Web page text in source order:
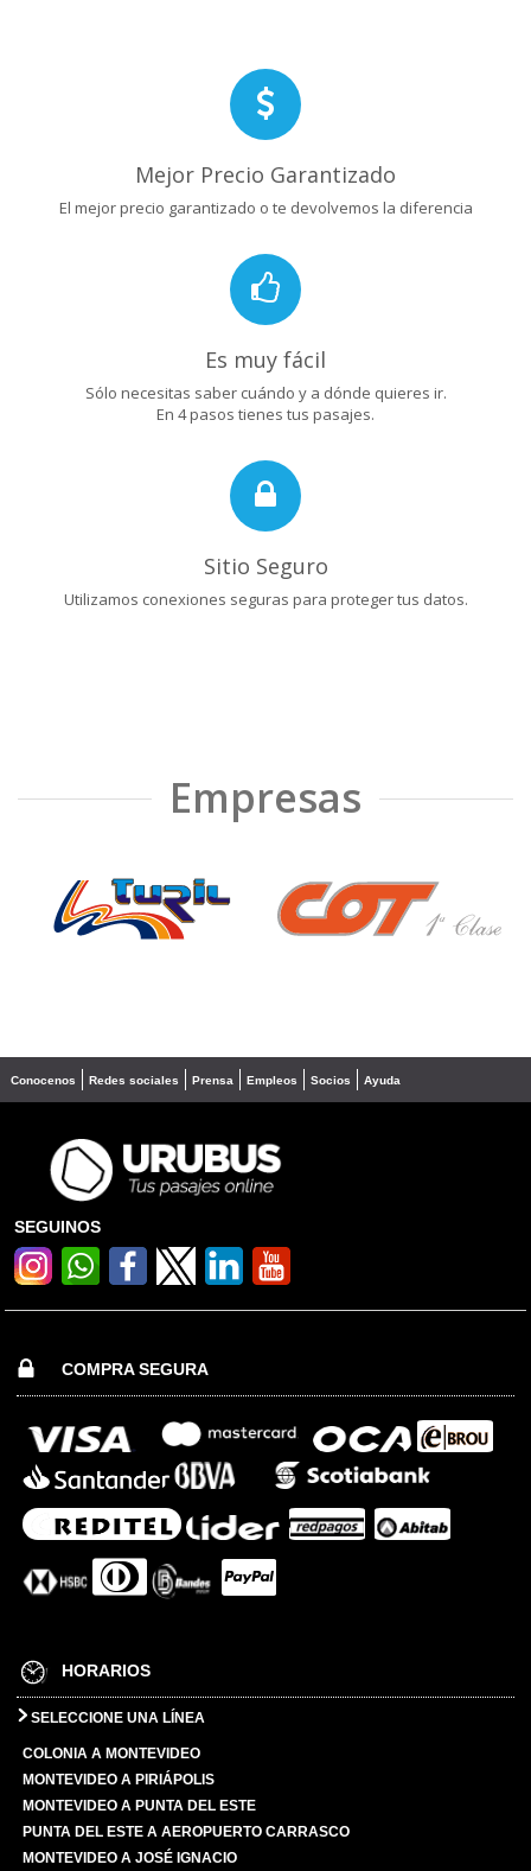
Mejor Precio Garantizado
El mejor precio garantizado o te devolvemos la diferencia
Es muy fácil
Sólo necesitas saber cuándo y a dónde quieres ir.
En 4 pasos tienes tus pasajes.
Sitio Seguro
Utilizamos conexiones seguras para proteger tus datos.
Empresas
❮ ❯
Conocenos Redes sociales Prensa Empleos Socios Ayuda
SEGUINOS
COMPRA SEGURA
HORARIOS
SELECCIONE UNA LÍNEA
COLONIA A MONTEVIDEO
MONTEVIDEO A PIRIÁPOLIS
MONTEVIDEO A PUNTA DEL ESTE
PUNTA DEL ESTE A AEROPUERTO CARRASCO
MONTEVIDEO A JOSÉ IGNACIO